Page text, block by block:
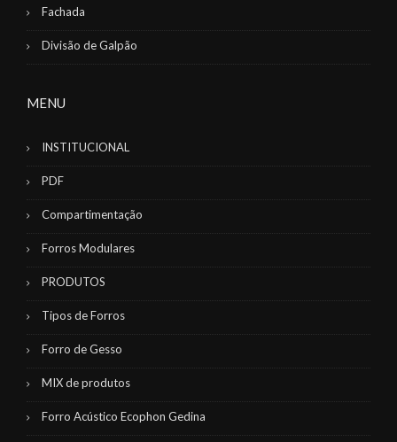
Fachada
Divisão de Galpão
MENU
INSTITUCIONAL
PDF
Compartimentação
Forros Modulares
PRODUTOS
Tipos de Forros
Forro de Gesso
MIX de produtos
Forro Acústico Ecophon Gedina